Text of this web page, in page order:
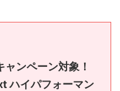
ンペーン対象！
ハイパフォーマン